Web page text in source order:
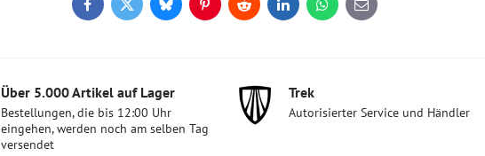
FacebookTwitterBlueskyPinterestRedditLinkedInWhatsApp
E-
mail
Über 5​.000 Artikel auf Lager
Bestellungen, die bis 12:00 Uhr
eingehen, werden noch am selben Tag
versendet
Trek
Autorisierter Service und Händler